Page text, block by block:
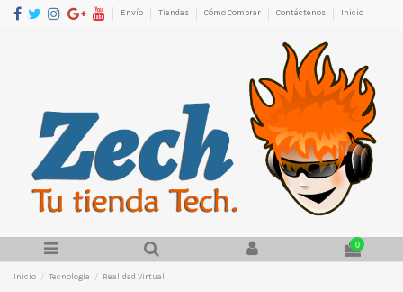
Envío Tiendas Cómo Comprar Contáctenos Inicio
0
Inicio Tecnología Realidad Virtual